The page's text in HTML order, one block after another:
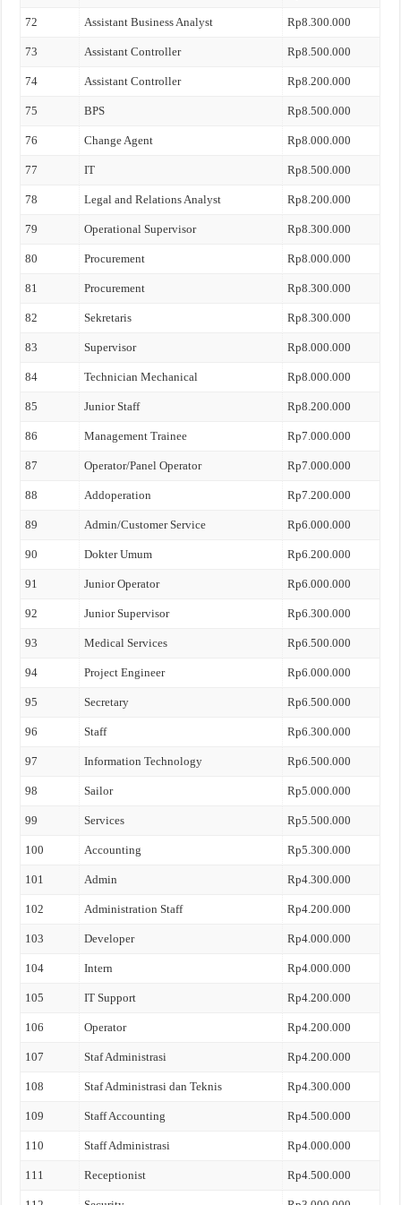
72 Assistant Business Analyst Rp8.300.000
73 Assistant Controller Rp8.500.000
74 Assistant Controller Rp8.200.000
75 BPS Rp8.500.000
76 Change Agent Rp8.000.000
77 IT Rp8.500.000
78 Legal and Relations Analyst Rp8.200.000
79 Operational Supervisor Rp8.300.000
80 Procurement Rp8.000.000
81 Procurement Rp8.300.000
82 Sekretaris Rp8.300.000
83 Supervisor Rp8.000.000
84 Technician Mechanical Rp8.000.000
85 Junior Staff Rp8.200.000
86 Management Trainee Rp7.000.000
87 Operator/Panel Operator Rp7.000.000
88 Addoperation Rp7.200.000
89 Admin/Customer Service Rp6.000.000
90 Dokter Umum Rp6.200.000
91 Junior Operator Rp6.000.000
92 Junior Supervisor Rp6.300.000
93 Medical Services Rp6.500.000
94 Project Engineer Rp6.000.000
95 Secretary Rp6.500.000
96 Staff Rp6.300.000
97 Information Technology Rp6.500.000
98 Sailor Rp5.000.000
99 Services Rp5.500.000
100 Accounting Rp5.300.000
101 Admin Rp4.300.000
102 Administration Staff Rp4.200.000
103 Developer Rp4.000.000
104 Intern Rp4.000.000
105 IT Support Rp4.200.000
106 Operator Rp4.200.000
107 Staf Administrasi Rp4.200.000
108 Staf Administrasi dan Teknis Rp4.300.000
109 Staff Accounting Rp4.500.000
110 Staff Administrasi Rp4.000.000
111 Receptionist Rp4.500.000